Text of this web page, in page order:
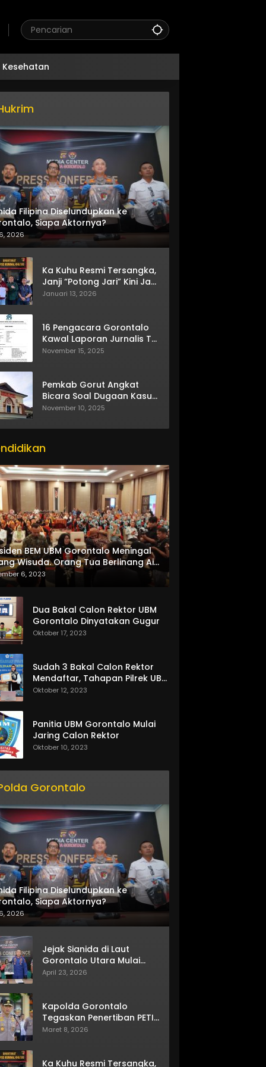
Kesehatan
Filipina Diselundupkan ke
Siapa Aktornya?
2026
Ka Kuhu Resmi Tersangka,
Janji “Potong Jari” Kini Jadi
Bumerang
Januari 13, 2026
16 Pengacara Gorontalo
Kawal Laporan Jurnalis TV
One
November 15, 2025
Pemkab Gorut Angkat
Bicara Soal Dugaan Kasus
Asusila Oknum ASN
November 10, 2025
BEM UBM Gorontalo Meningal
Wisuda. Orang Tua Berlinang Air
Menerima SKL dan Pemasangan
6, 2023
Dua Bakal Calon Rektor UBM
Gorontalo Dinyatakan Gugur
Oktober 17, 2023
Sudah 3 Bakal Calon Rektor
Mendaftar, Tahapan Pilrek UBM
Gorontalo Makin Seru
Oktober 12, 2023
Panitia UBM Gorontalo Mulai
Jaring Calon Rektor
Oktober 10, 2023
Gorontalo
Filipina Diselundupkan ke
Siapa Aktornya?
2026
Jejak Sianida di Laut
Gorontalo Utara Mulai
Terkuak
April 23, 2026
Kapolda Gorontalo
Tegaskan Penertiban PETI
Terus Berjalan
Maret 8, 2026
Ka Kuhu Resmi Tersangka,